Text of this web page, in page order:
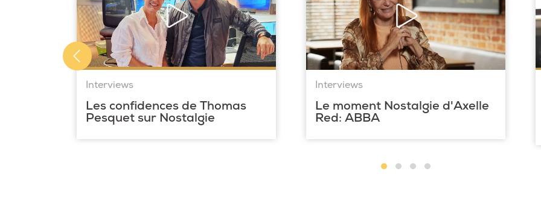
Interviews
Les confidences de Thomas
Pesquet sur Nostalgie
Interviews
Le moment Nostalgie d'Axelle
Red: ABBA